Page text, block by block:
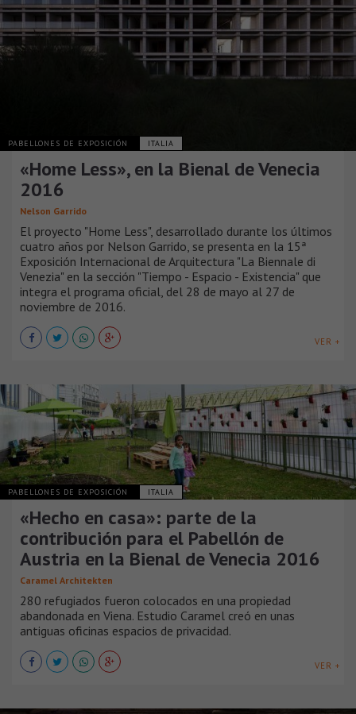
PABELLONES DE EXPOSICIÓN ITALIA
«Home Less», en la Bienal de Venecia
2016
Nelson Garrido
El proyecto "Home Less", desarrollado durante los últimos
cuatro años por Nelson Garrido, se presenta en la 15ª
Exposición Internacional de Arquitectura "La Biennale di
Venezia" en la sección "Tiempo - Espacio - Existencia" que
integra el programa oficial, del 28 de mayo al 27 de
noviembre de 2016.
VER +
PABELLONES DE EXPOSICIÓN ITALIA
«Hecho en casa»: parte de la
contribución para el Pabellón de
Austria en la Bienal de Venecia 2016
Caramel Architekten
280 refugiados fueron colocados en una propiedad
abandonada en Viena. Estudio Caramel creó en unas
antiguas oficinas espacios de privacidad.
VER +